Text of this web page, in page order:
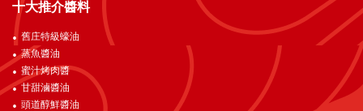
十大推介醬料
舊庄特級蠔油
蒸魚醬油
蜜汁烤肉醬
甘甜滷醬油
頭道醇鮮醬油